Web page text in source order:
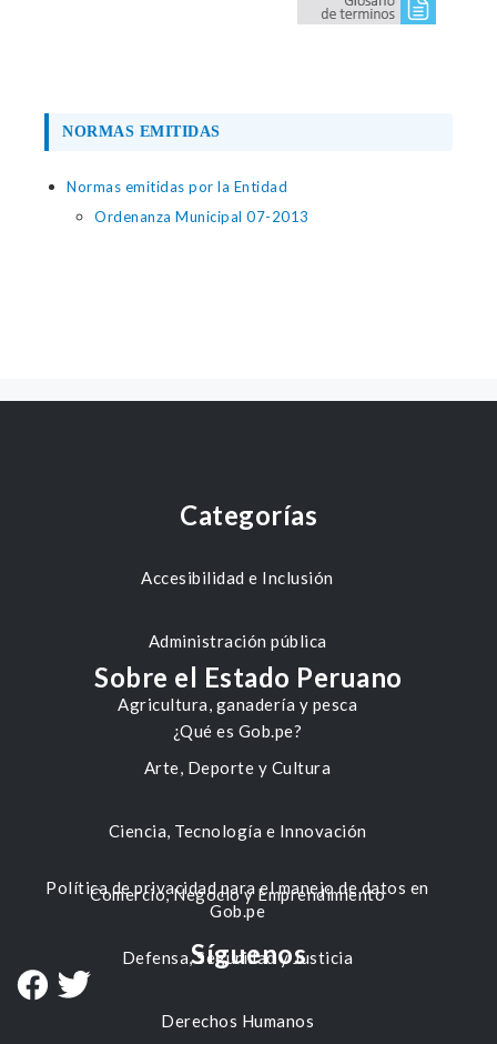
NORMAS EMITIDAS
Normas emitidas por la Entidad
Ordenanza Municipal 07-2013
Categorías
Accesibilidad e Inclusión
Administración pública
Agricultura, ganadería y pesca
Arte, Deporte y Cultura
Ciencia, Tecnología e Innovación
Comercio, Negocio y Emprendimiento
Defensa, Seguridad y Justicia
Derechos Humanos
Sobre el Estado Peruano
¿Qué es Gob.pe?
Política de privacidad para el manejo de datos en
Gob.pe
Síguenos